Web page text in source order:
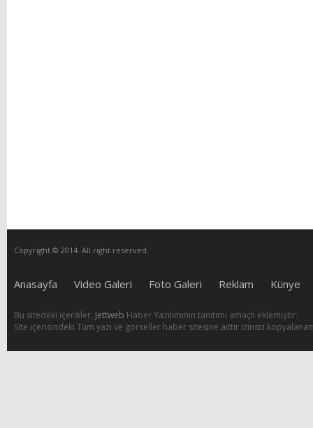
Copyright © 2014. All right reserved.
Anasayfa Video Galeri Foto Galeri Reklam Künye
Bu sitedeki içerikler, Jettweb Haber Yazılımının tanıtımı amaçlı eklemiştir.
Site içerisindeki Tüm yazı ve görseller haber sitesine aittir izinsiz